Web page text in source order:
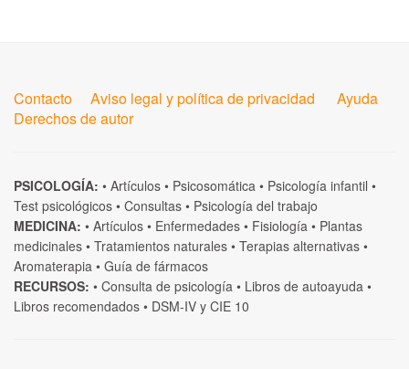
Contacto Aviso legal y política de privacidad
Ayuda
Derechos de autor
PSICOLOGÍA: • Artículos • Psicosomática • Psicología infantil •
Test psicológicos • Consultas • Psicología del trabajo
MEDICINA: • Artículos • Enfermedades • Fisiología • Plantas
medicinales • Tratamientos naturales • Terapias alternativas •
Aromaterapia • Guía de fármacos
RECURSOS: • Consulta de psicología • Libros de autoayuda •
Libros recomendados • DSM-IV y CIE 10